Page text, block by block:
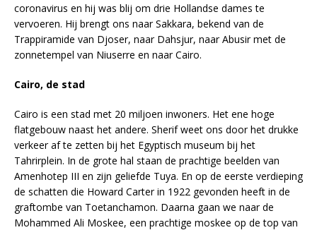
coronavirus en hij was blij om drie Hollandse dames te
vervoeren. Hij brengt ons naar Sakkara, bekend van de
Trappiramide van Djoser, naar Dahsjur, naar Abusir met de
zonnetempel van Niuserre en naar Cairo.
Cairo, de stad
Cairo is een stad met 20 miljoen inwoners. Het ene hoge
flatgebouw naast het andere. Sherif weet ons door het drukke
verkeer af te zetten bij het Egyptisch museum bij het
Tahrirplein. In de grote hal staan de prachtige beelden van
Amenhotep III en zijn geliefde Tuya. En op de eerste verdieping
de schatten die Howard Carter in 1922 gevonden heeft in de
graftombe van Toetanchamon. Daarna gaan we naar de
Mohammed Ali Moskee, een prachtige moskee op de top van